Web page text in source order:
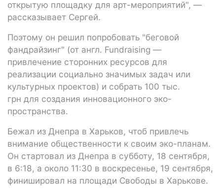
открытую площадку для арт-мероприятий", —
рассказывает Сергей.
Поэтому он решил попробовать "беговой
фандрайзинг" (от англ. Fundraising —
привлечение сторонних ресурсов для
реализации социально значимых задач или
культурных проектов) и собрать 100 тыс.
грн для создания инновационного эко-
пространства.
Бежал из Днепра в Харьков, чтоб привлечь
внимание общественности к своим эко-планам.
Он стартовал из Днепра в субботу, 18 сентября,
в 6:18, а около 11:30 в воскресенье, 19 сентября,
финишировал на площади Свободы в Харькове.